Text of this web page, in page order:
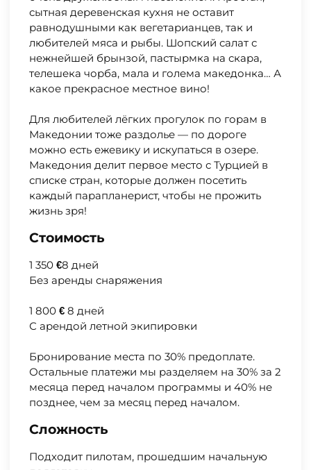
сытная деревенская кухня не оставит
равнодушными как вегетарианцев, так и
любителей мяса и рыбы. Шопский салат с
нежнейшей брынзой, пастырмка на скара,
телешека чорба, мала и голема македонка… А
какое прекрасное местное вино!
Для любителей лёгких прогулок по горам в
Македонии тоже раздолье — по дороге
можно есть ежевику и искупаться в озере.
Македония делит первое место с Турцией в
списке стран, которые должен посетить
каждый парапланерист, чтобы не прожить
жизнь зря!
Стоимость
1 350€8 дней
Без аренды снаряжения
1 800€ 8 дней
С арендой летной экипировки
Бронирование места по 30% предоплате.
Остальные платежи мы разделяем на 30% за 2
месяца перед началом программы и 40% не
позднее, чем за месяц перед началом.
Сложность
Подходит пилотам, прошедшим начальную